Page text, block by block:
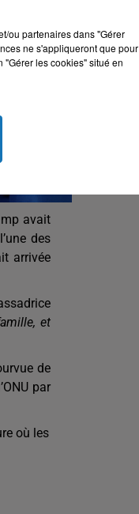
avait
des
arrivée
et
de
par
où les
ou partenaires dans "Gérer
ne s'appliqueront que pour
"Gérer les cookies" situé en